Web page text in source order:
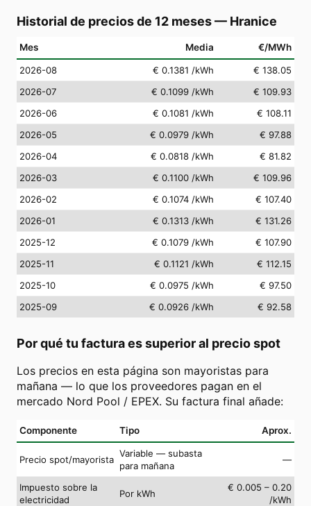
Historial de precios de 12 meses— Hranice
Mes Media €/MWh
2026-08 € 0.1381 /kWh
€ 138.05
2026-07
€ 0.1099 /kWh
€ 109.93
2026-06
€ 0.1081 /kWh
€ 108.11
2026-05
€ 0.0979 /kWh
€ 97.88
2026-04
€ 0.0818 /kWh
€ 81.82
2026-03
€ 0.1100 /kWh
€ 109.96
2026-02
€ 0.1074 /kWh
€ 107.40
2026-01
€ 0.1313 /kWh
€ 131.26
2025-12
€ 0.1079 /kWh
€ 107.90
2025-11
€ 0.1121 /kWh
€ 112.15
2025-10
€ 0.0975 /kWh
€ 97.50
2025-09
€ 0.0926 /kWh € 92.58
Por qué tu factura es superior al precio spot
Los precios en esta página son mayoristas para
mañana — lo que los proveedores pagan en el
mercado Nord Pool / EPEX. Su factura final añade:
Componente Tipo Aprox.
Precio spot/mayorista
Variable — subasta
para mañana
—
Impuesto sobre la
electricidad
Por kWh
€ 0.005 – 0.20
/kWh